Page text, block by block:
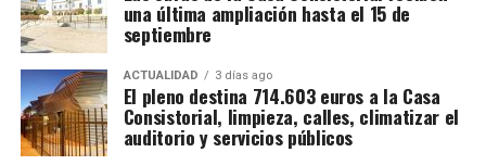
Duque de Arcos, quien mantenía una relación
privilegiada con los Habsburgo.
y Felipe IIle aseguró un lugar en el
la monarquía, y fue precisamente esta conexión la que
propició la llegada de la copia de Pereira al Palacio
Ducal de Marchena.
Horario y pago de horas extraordinarias.
Condiciones del alojamiento.
Comidas incluidas.
Transporte hasta las parcelas.
una última ampliación hasta el 15 de
septiembre
ACTUALIDAD 3 días ago
El pleno destina 714.603 euros a la Casa
Consistorial, limpieza, calles, climatizar el
auditorio y servicios públicos